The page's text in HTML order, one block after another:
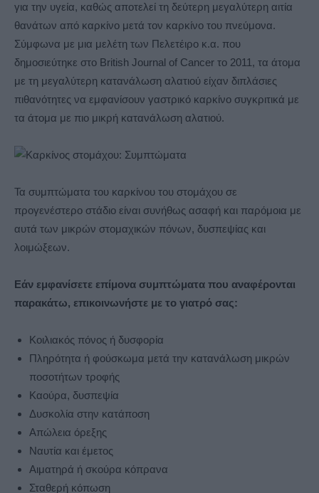
για την υγεία, καθώς αποτελεί τη δεύτερη μεγαλύτερη αιτία
θανάτων από καρκίνο μετά τον καρκίνο του πνεύμονα.
Σύμφωνα με μια μελέτη των Πελετέιρο κ.α. που
δημοσιεύτηκε στο British Journal of Cancer το 2011, τα άτομα
με τη μεγαλύτερη κατανάλωση αλατιού είχαν διπλάσιες
πιθανότητες να εμφανίσουν γαστρικό καρκίνο συγκριτικά με
τα άτομα με πιο μικρή κατανάλωση αλατιού.
Τα συμπτώματα του καρκίνου του στομάχου σε
προγενέστερο στάδιο είναι συνήθως ασαφή και παρόμοια με
αυτά των μικρών στομαχικών πόνων, δυσπεψίας και
λοιμώξεων.
Εάν εμφανίσετε επίμονα συμπτώματα που αναφέρονται
παρακάτω, επικοινωνήστε με το γιατρό σας:
Κοιλιακός πόνος ή δυσφορία
Πληρότητα ή φούσκωμα μετά την κατανάλωση μικρών
ποσοτήτων τροφής
Καούρα, δυσπεψία
Δυσκολία στην κατάποση
Απώλεια όρεξης
Ναυτία και έμετος
Αιματηρά ή σκούρα κόπρανα
Σταθερή κόπωση